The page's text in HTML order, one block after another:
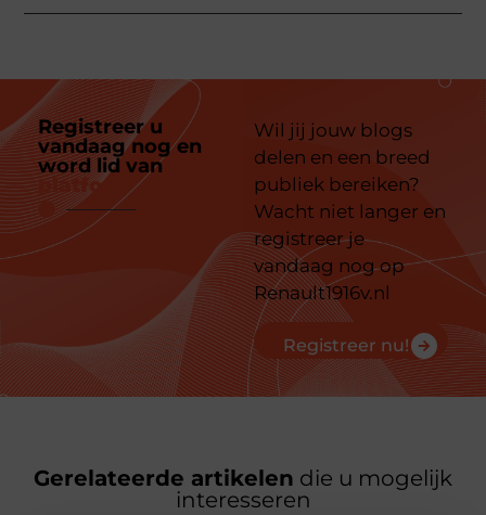
Registreer u
vandaag nog en
word lid van
platform
Wil jij jouw blogs
delen en een breed
publiek bereiken?
Wacht niet langer en
registreer je
vandaag nog op
Renault1916v.nl
Registreer nu!
Gerelateerde artikelen die u mogelijk
interesseren